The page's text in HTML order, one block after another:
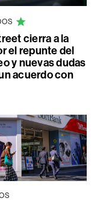
cierra a la
el repunte del
y nuevas dudas
acuerdo con